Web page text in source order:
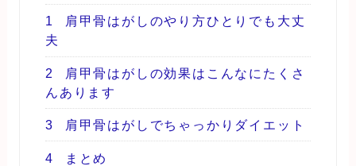
1
肩甲骨はがしのやり方ひとりでも大丈
夫
2
肩甲骨はがしの効果はこんなにたくさ
んあります
3 肩甲骨はがしでちゃっかりダイエット
4 まとめ